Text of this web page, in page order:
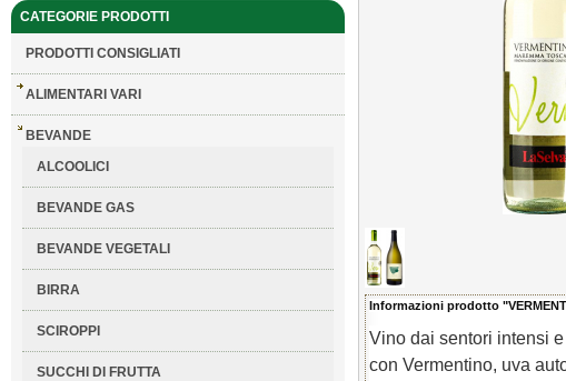
CATEGORIE PRODOTTI
PRODOTTI CONSIGLIATI
ALIMENTARI VARI
BEVANDE
ALCOOLICI
BEVANDE GAS
BEVANDE VEGETALI
BIRRA
SCIROPPI
SUCCHI DI FRUTTA
Informazioni prodotto
Vino dai sentori intensi
con Vermentino, uva